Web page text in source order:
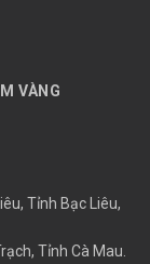
VÀNG
Tỉnh Bạc Liêu,
Tỉnh Cà Mau.